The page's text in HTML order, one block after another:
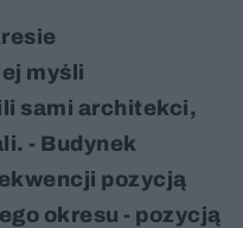
myśli
sami architekci,
- Budynek
pozycją
okresu - pozycją